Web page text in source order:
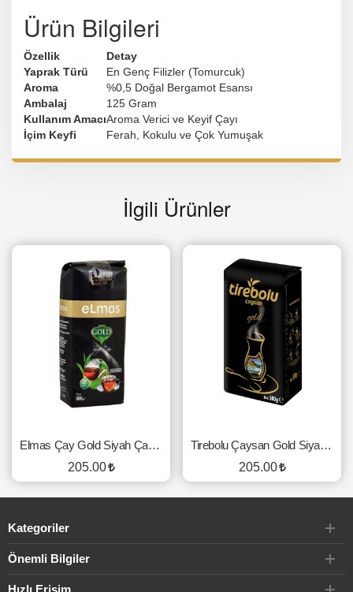
Ürün Bilgileri
Özellik
Detay
Yaprak Türü
En Genç Filizler (Tomurcuk)
Aroma
%0,5 Doğal Bergamot Esansı
Ambalaj
125 Gram
Kullanım AmacıAroma Verici ve Keyif Çayı
İçim Keyfi
Ferah, Kokulu ve Çok Yumuşak
İlgili Ürünler
Elmas Çay Gold Siyah Çay 500 Gr.
205.00
SEPETE EKLE
Tirebolu Çaysan Gold Siyah Çay 500 Gr.
205.00
SEPETE EKLE
Kategoriler
Önemli Bilgiler
Hızlı Erişim